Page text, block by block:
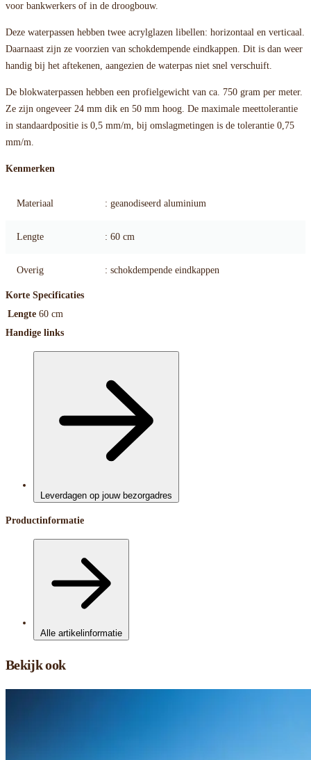
voor bankwerkers of in de droogbouw.
Deze waterpassen hebben twee acrylglazen libellen: horizontaal en verticaal.
Daarnaast zijn ze voorzien van schokdempende eindkappen. Dit is dan weer
handig bij het aftekenen, aangezien de waterpas niet snel verschuift.
De blokwaterpassen hebben een profielgewicht van ca. 750 gram per meter.
Ze zijn ongeveer 24 mm dik en 50 mm hoog. De maximale meettolerantie
in standaardpositie is 0,5 mm/m, bij omslagmetingen is de tolerantie 0,75
mm/m.
Kenmerken
Materiaal : geanodiseerd aluminium
Lengte : 60 cm
Overig : schokdempende eindkappen
Korte Specificaties
Lengte 60 cm
Handige links
Leverdagen op jouw bezorgadres
Productinformatie
Alle artikelinformatie
Bekijk ook